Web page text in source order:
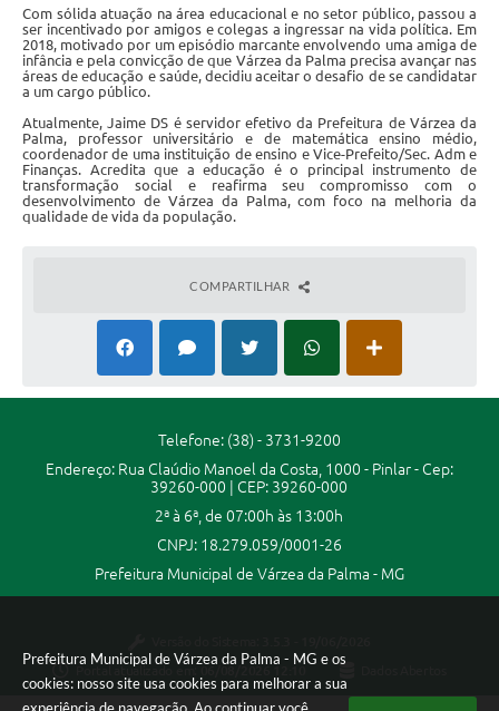
Prefeitura Municipal de Várzea da Palma - MG e os
cookies: nosso site usa cookies para melhorar a sua
Carta de Serviços
Notícias
Turismo
Obras
Galeria de Vídeos
Secretarias
Contas Públicas
Emprega
Com sólida atuação na área educacional e no setor público, passou a
ser incentivado por amigos e colegas a ingressar na vida política. Em
2018, motivado por um episódio marcante envolvendo uma amiga de
infância e pela convicção de que Várzea da Palma precisa avançar nas
áreas de educação e saúde, decidiu aceitar o desafio de se candidatar
a um cargo público.
Atualmente, Jaime DS é servidor efetivo da Prefeitura de Várzea da
Palma, professor universitário e de matemática ensino médio,
coordenador de uma instituição de ensino e Vice-Prefeito/Sec. Adm e
Finanças. Acredita que a educação é o principal instrumento de
transformação social e reafirma seu compromisso com o
desenvolvimento de Várzea da Palma, com foco na melhoria da
qualidade de vida da população.
COMPARTILHAR
Telefone: (38) - 3731-9200
Endereço: Rua Claúdio Manoel da Costa, 1000 - Pinlar - Cep:
39260-000 | CEP: 39260-000
2ª à 6ª, de 07:00h às 13:00h
CNPJ: 18.279.059/0001-26
Prefeitura Municipal de Várzea da Palma - MG
Portal atualizado em: